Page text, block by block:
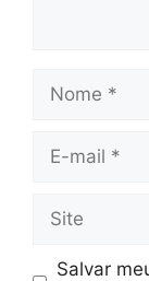
mail
Salvar